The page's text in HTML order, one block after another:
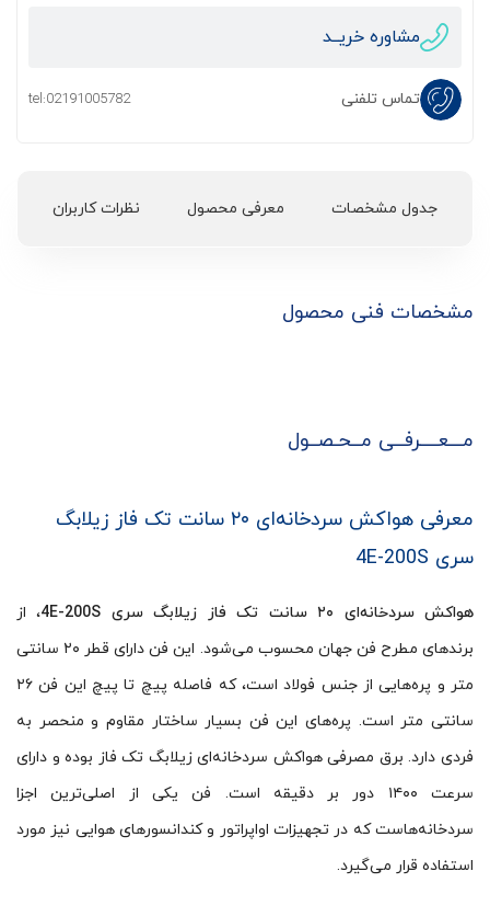
مشاوره خریــد
تماس تلفنی tel:02191005782
جدول مشخصات معرفی محصول نظرات کاربران
مشخصات فنی محصول
مـــعــــرفــی مــحـصــول
معرفی هواکش سردخانه‌ای ۲۰ سانت تک فاز زیلابگ
سری 4E-200S
هواکش سردخانه‌ای ۲۰ سانت تک فاز زیلابگ سری 4E-200S
، از
برندهای مطرح فن جهان محسوب می‌شود. این فن دارای قطر ۲۰ سانتی
متر و پره‌هایی از جنس فولاد است، که فاصله پیچ تا پیچ این فن ۲۶
سانتی متر است. پره‌های این فن بسیار ساختار مقاوم و منحصر به
فردی دارد. برق مصرفی هواکش سردخانه‌ای زیلابگ تک فاز بوده و دارای
سرعت ۱۴۰۰ دور بر دقیقه است. فن یکی از اصلی‌ترین اجزا
سردخانه‌هاست که در تجهیزات اواپراتور و کندانسورهای هوایی نیز مورد
استفاده قرار می‌گیرد.